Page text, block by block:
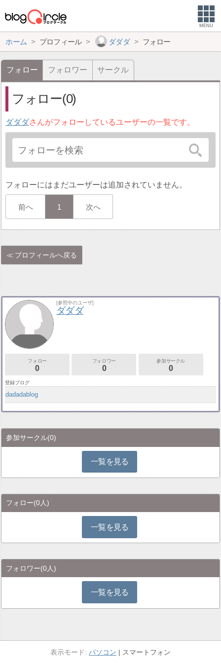
MENU
ホーム プロフィール ダダダ フォロー
フォロー フォロワー サークル
フォロー(0)
ダダダさんがフォローしているユーザーの一覧です。
フォローにはまだユーザーは追加されていません。
前へ 1 次へ
プロフィールへ戻る
[参照中のユーザ]
ダダダ
フォロー
0
フォロワー
0
参加サークル
0
登録ブログ
dadadablog
参加サークル(0)
一覧を見る
フォロー(0人)
一覧を見る
フォロワー(0人)
一覧を見る
パソコン スマートフォン